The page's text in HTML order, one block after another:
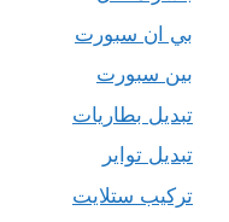
بي ان سبورت
بين سبورت
تبديل بطاريات
تبديل تواير
تركيب ستلايت